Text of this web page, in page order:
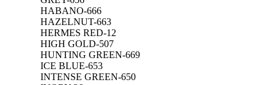
HABANO-666
HAZELNUT-663
HERMES RED-12
HIGH GOLD-507
HUNTING GREEN-669
ICE BLUE-653
INTENSE GREEN-650